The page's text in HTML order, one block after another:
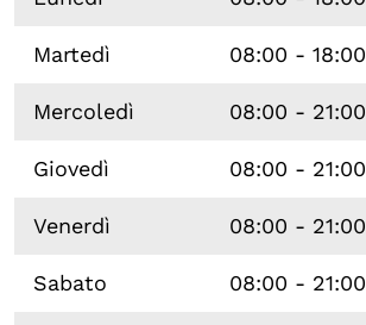
Martedì 08:00 - 18:00
Mercoledì 08:00 - 21:00
Giovedì 08:00 - 21:00
Venerdì 08:00 - 21:00
Sabato 08:00 - 21:00